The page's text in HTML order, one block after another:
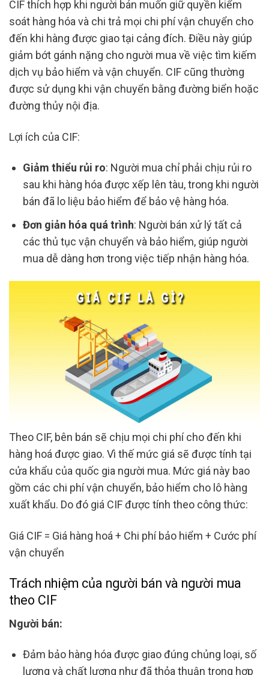
CIF thích hợp khi người bán muốn giữ quyền kiểm
soát hàng hóa và chi trả mọi chi phí vận chuyển cho
đến khi hàng được giao tại cảng đích. Điều này giúp
giảm bớt gánh nặng cho người mua về việc tìm kiếm
dịch vụ bảo hiểm và vận chuyển. CIF cũng thường
được sử dụng khi vận chuyển bằng đường biển hoặc
đường thủy nội địa.
Lợi ích của CIF:
Giảm thiểu rủi ro: Người mua chỉ phải chịu rủi ro
sau khi hàng hóa được xếp lên tàu, trong khi người
bán đã lo liệu bảo hiểm để bảo vệ hàng hóa.
Đơn giản hóa quá trình: Người bán xử lý tất cả
các thủ tục vận chuyển và bảo hiểm, giúp người
mua dễ dàng hơn trong việc tiếp nhận hàng hóa.
Theo CIF, bên bán sẽ chịu mọi chi phí cho đến khi
hàng hoá được giao. Vì thế mức giá sẽ được tính tại
cửa khẩu của quốc gia người mua. Mức giá này bao
gồm các chi phí vận chuyển, bảo hiểm cho lô hàng
xuất khẩu. Do đó giá CIF được tính theo công thức:
Giá CIF = Giá hàng hoá + Chi phí bảo hiểm + Cước phí
vận chuyển
Trách nhiệm của người bán và người mua
theo CIF
Người bán:
Đảm bảo hàng hóa được giao đúng chủng loại, số
lượng và chất lượng như đã thỏa thuận trong hợp